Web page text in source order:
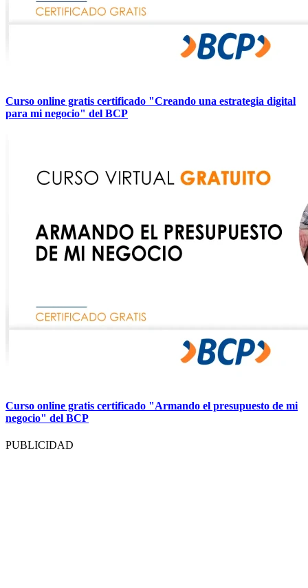
Curso online gratis certificado "Creando una estrategia digital
para mi negocio" del BCP
Curso online gratis certificado "Armando el presupuesto de mi
negocio" del BCP
PUBLICIDAD